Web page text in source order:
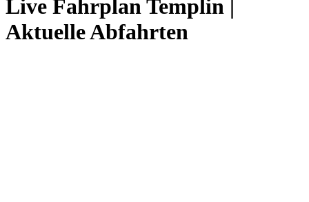
Live Fahrplan Templin |
Aktuelle Abfahrten